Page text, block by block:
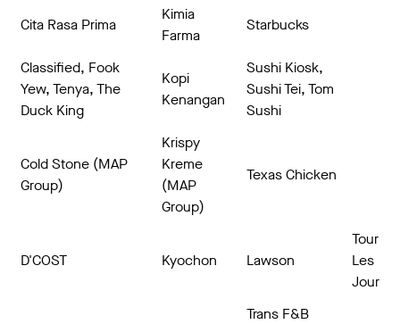
Cita Rasa Prima
Kimia
Farma
Starbucks
Classified, Fook
Yew, Tenya, The
Duck King
Kopi
Kenangan
Sushi Kiosk,
Sushi Tei, Tom
Sushi
Cold Stone (MAP
Group)
Krispy
Kreme
(MAP
Group)
Texas Chicken
D'COST Kyochon Lawson
Tour
Les
Jour
Trans F&B